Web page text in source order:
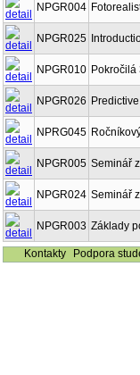
NPGR004
NPGR025
NPGR010 Pokročilá
NPGR026
NPRG045
NPGR005 Seminář
NPGR024 Seminář
NPGR003 Základy
Kontakty
Podpora